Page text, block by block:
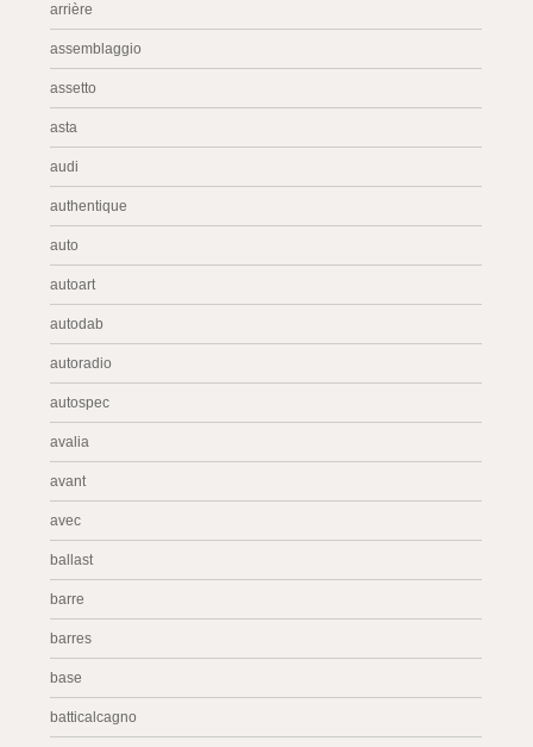
arrière
assemblaggio
assetto
asta
audi
authentique
auto
autoart
autodab
autoradio
autospec
avalia
avant
avec
ballast
barre
barres
base
batticalcagno